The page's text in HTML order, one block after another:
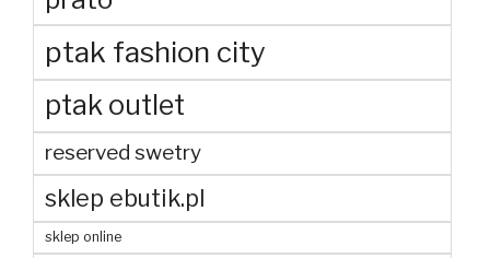
ptak fashion city
ptak outlet
reserved swetry
sklep ebutik.pl
sklep online